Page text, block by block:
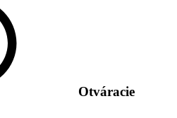
Otváracie